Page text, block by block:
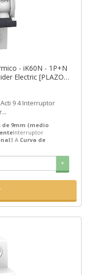
- iK60N - 1P+N
Electric [PLAZO
de 9mm (medio
Interruptor
3 A Curva de
+